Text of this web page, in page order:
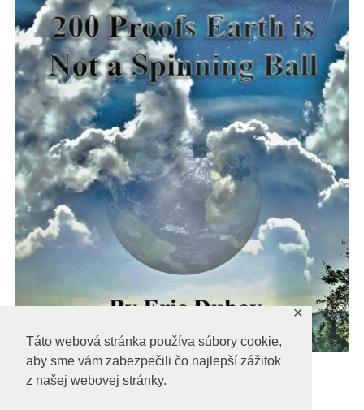
Táto webová stránka používa súbory cookie,
aby sme vám zabezpečili čo najlepší zážitok
z našej webovej stránky.
✕
Dubay